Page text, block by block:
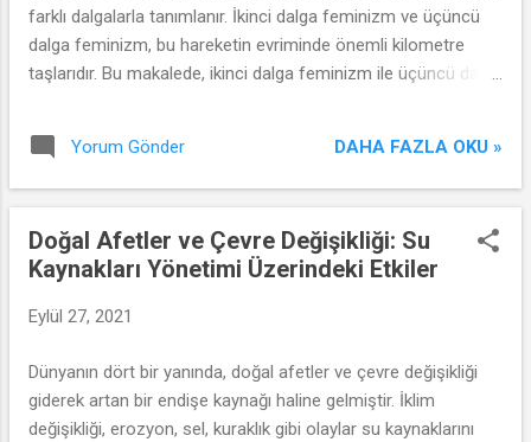
farklı dalgalarla tanımlanır. İkinci dalga feminizm ve üçüncü
dalga feminizm, bu hareketin evriminde önemli kilometre
taşlarıdır. Bu makalede, ikinci dalga feminizm ile üçüncü dalga
Yorum Gönder DAHA FAZLA OKU »
Doğal Afetler ve Çevre Değişikliği: Su
Kaynakları Yönetimi Üzerindeki Etkiler
Eylül 27, 2021
Dünyanın dört bir yanında, doğal afetler ve çevre değişikliği
giderek artan bir endişe kaynağı haline gelmiştir. İklim
değişikliği, erozyon, sel, kuraklık gibi olaylar su kaynaklarını